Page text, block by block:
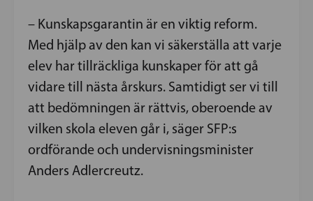
– Kunskapsgarantin är en viktig reform.
Med hjälp av den kan vi säkerställa att varje
elev har tillräckliga kunskaper för att gå
vidare till nästa årskurs. Samtidigt ser vi till
att bedömningen är rättvis, oberoende av
vilken skola eleven går i, säger SFP:s
ordförande och undervisningsminister
Anders Adlercreutz.